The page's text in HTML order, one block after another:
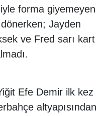
forma giyemeyen
Jayden
ve Fred sarı kart
Efe Demir ilk kez
altyapısından